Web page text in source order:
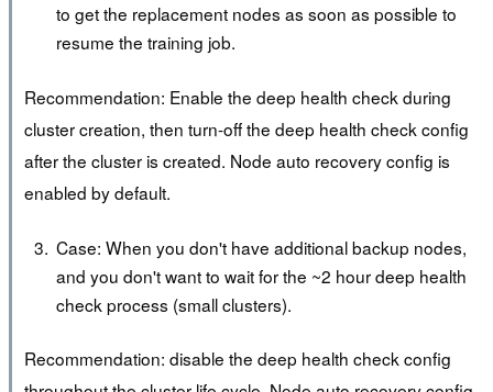
to get the replacement nodes as soon as possible to
resume the training job.
Recommendation: Enable the deep health check during
cluster creation, then turn-off the deep health check config
after the cluster is created. Node auto recovery config is
enabled by default.
Case: When you don't have additional backup nodes,
and you don't want to wait for the ~2 hour deep health
check process (small clusters).
Recommendation: disable the deep health check config